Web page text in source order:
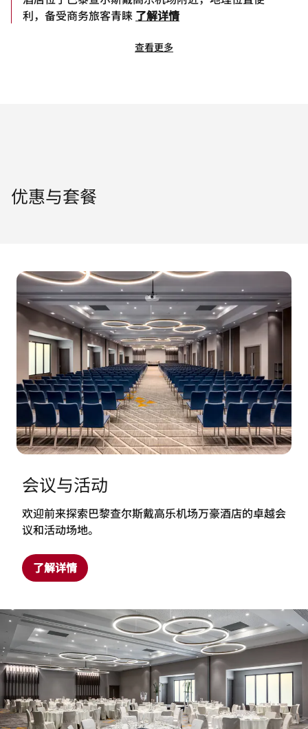
利，备受商务旅客青睐 了解详情
查看更多
优惠与套餐
会议与活动
欢迎前来探索巴黎查尔斯戴高乐机场万豪酒店的卓越会
议和活动场地。
了解详情